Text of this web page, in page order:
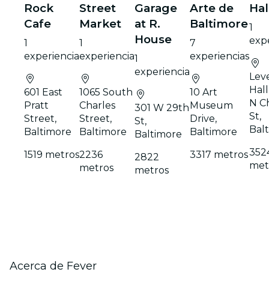
Rock
Cafe
1
experiencia
601 East
Pratt
Street,
Baltimore
1519 metros
Street
Market
1
experiencia
1065 South
Charles
Street,
Baltimore
2236
metros
Garage
at R.
House
1
experiencia
301 W 29th
St,
Baltimore
2822
metros
Arte de
Baltimore
7
experiencias
10 Art
Museum
Drive,
Baltimore
3317 metros
1
N
St,
Acerca de Fever